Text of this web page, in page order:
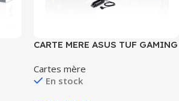
CARTE MERE ASUS TUF GAMING
CONFIG
Cartes mère
En stock